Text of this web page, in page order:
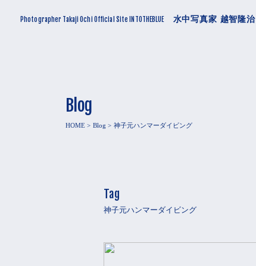
Photographer Takaji Ochi Official Site INTOTHEBLUE 水中写真家 越智隆治
Blog
HOME Blog 神子元ハンマーダイビング
Tag
神子元ハンマーダイビング